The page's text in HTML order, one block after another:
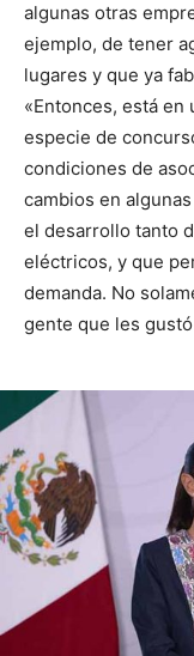
algunas otras
ejemplo, de tener
lugares y que ya
«Entonces, está en
especie de
condiciones de
cambios en
el desarrollo tanto
eléctricos, y que
demanda. No
gente que les